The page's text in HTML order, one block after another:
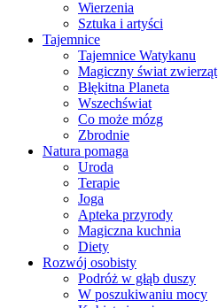
Wierzenia
Sztuka i artyści
Tajemnice
Tajemnice Watykanu
Magiczny świat zwierząt
Błękitna Planeta
Wszechświat
Co może mózg
Zbrodnie
Natura pomaga
Uroda
Terapie
Joga
Apteka przyrody
Magiczna kuchnia
Diety
Rozwój osobisty
Podróż w głąb duszy
W poszukiwaniu mocy